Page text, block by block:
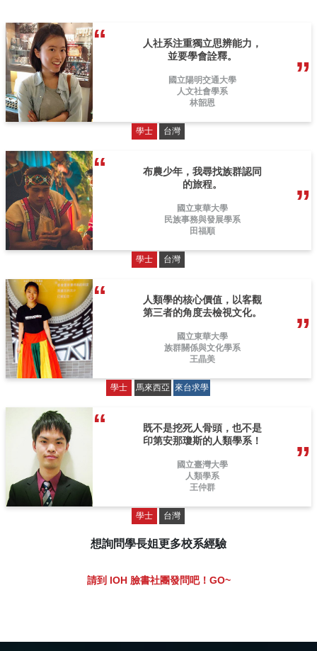
人社系注重獨立思辨能力，
並要學會詮釋。
國立陽明交通大學
人文社會學系
林韶恩
學士 台灣
布農少年，我尋找族群認同
的旅程。
國立東華大學
民族事務與發展學系
田福順
學士 台灣
人類學的核心價值，以客觀
第三者的角度去檢視文化。
國立東華大學
族群關係與文化學系
王晶美
學士 馬來西亞 來台求學
既不是挖死人骨頭，也不是
印第安那瓊斯的人類學系！
國立臺灣大學
人類學系
王仲群
學士 台灣
想詢問學長姐更多校系經驗
請到 IOH 臉書社團發問吧！GO~